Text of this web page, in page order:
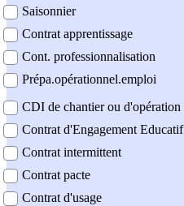
Saisonnier
Contrat apprentissage
Cont. professionnalisation
Prépa.opérationnel.emploi
CDI de chantier ou d'opération
Contrat d'Engagement Educatif
Contrat intermittent
Contrat pacte
Contrat d'usage